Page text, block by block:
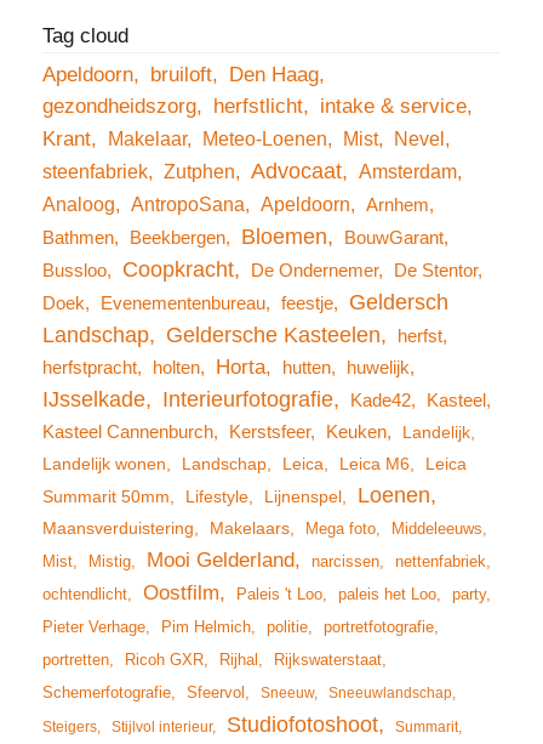
Apeldoorn bruiloft
Den Haag
gezondheidszorg
herfstlicht
intake & service
Krant
Makelaar Meteo-Loenen Mist
Nevel
steenfabriek
Zutphen Advocaat
Amsterdam
Analoog
AntropoSana Apeldoorn
Arnhem
Bathmen
Beekbergen Bloemen
BouwGarant
Bussloo
Coopkracht De Ondernemer
De Stentor
Doek
Evenementenbureau feestje
Geldersch
Landschap
Geldersche Kasteelen
herfst
herfstpracht
holten Horta hutten huwelijk
IJsselkade Interieurfotografie Kade42
Kasteel
Kasteel Cannenburch
Kerstsfeer Keuken
Landelijk
Landelijk wonen
Landschap Leica Leica M6
Leica
Summarit 50mm
Lifestyle Lijnenspel Loenen
Maansverduistering Makelaars Mega foto
Middeleeuws
Mist
Mistig Mooi Gelderland narcissen
nettenfabriek
ochtendlicht
Oostfilm Paleis 't Loo paleis het Loo party
Pieter Verhage Pim Helmich politie
portretfotografie
portretten
Ricoh GXR Rijhal
Rijkswaterstaat
Schemerfotografie
Sfeervol Sneeuw
Sneeuwlandschap
Steigers
Stijlvol interieur Studiofotoshoot Summarit